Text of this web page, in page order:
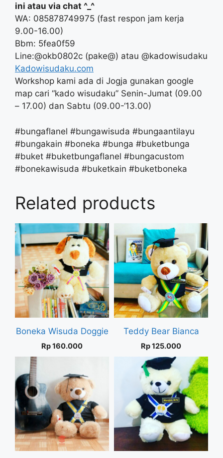
ini atau via chat ^_^
WA: 085878749975 (fast respon jam kerja
9.00-16.00)
Bbm: 5fea0f59
Line:@okb0802c (pake@) atau @kadowisudaku
Kadowisudaku.com
Workshop kami ada di Jogja gunakan google
map cari “kado wisudaku” Senin-Jumat (09.00
– 17.00) dan Sabtu (09.00-‘13.00)
#bungaflanel #bungawisuda #bungaantilayu
#bungakain #boneka #bunga #buketbunga
#buket #buketbungaflanel #bungacustom
#bonekawisuda #buketkain #buketboneka
Related products
Boneka Wisuda Doggie
Rp160.000
Teddy Bear Bianca
Rp125.000